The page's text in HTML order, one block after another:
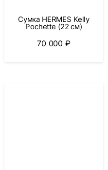
Сумка HERMES Kelly
Pochette (22 см)
70 000₽